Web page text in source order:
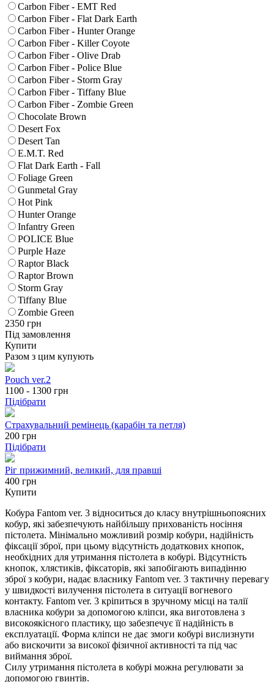
Carbon Fiber - EMT Red
Carbon Fiber - Flat Dark Earth
Carbon Fiber - Hunter Orange
Carbon Fiber - Killer Coyote
Carbon Fiber - Olive Drab
Carbon Fiber - Police Blue
Carbon Fiber - Storm Gray
Carbon Fiber - Tiffany Blue
Carbon Fiber - Zombie Green
Chocolate Brown
Desert Fox
Desert Tan
E.M.T. Red
Flat Dark Earth - Fall
Foliage Green
Gunmetal Gray
Hot Pink
Hunter Orange
Infantry Green
POLICE Blue
Purple Haze
Raptor Black
Raptor Brown
Storm Gray
Tiffany Blue
Zombie Green
2350 грн
Під замовлення
Купити
Разом з цим купують
Pouch ver.2
1100 - 1300 грн
Підібрати
Страхувальний ремінець (карабін та петля)
200 грн
Підібрати
Ріг прижимний, великий, для правші
400 грн
Купити
Кобура Fantom ver. 3 відноситься до класу внутрішньопоясних
кобур, які забезпечують найбільшу прихованість носіння
пістолета. Мінімально можливий розмір кобури, надійність
фіксації зброї, при цьому відсутність додаткових кнопок,
необхідних для утримання пістолета в кобурі. Відсутність
кнопок, хлястиків, фіксаторів, які запобігають випадінню
зброї з кобури, надає власнику Fantom ver. 3 тактичну перевагу
у швидкості вилучення пістолета в ситуації вогневого
контакту. Fantom ver. 3 кріпиться в зручному місці на талії
власника кобури за допомогою кліпси, яка виготовлена з
високоякісного пластику, що забезпечує її надійність в
експлуатації. Форма кліпси не дає змоги кобурі вислизнути
або вискочити за високої фізичної активності та під час
виймання зброї.
Силу утримання пістолета в кобурі можна регулювати за
допомогою гвинтів.